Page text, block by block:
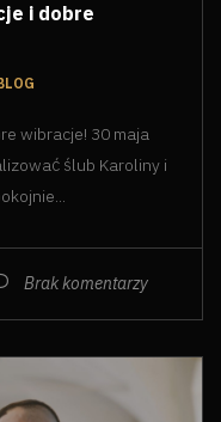
i dobre
wibracje! 30 maja
ślub Karoliny i
Brak komentarzy